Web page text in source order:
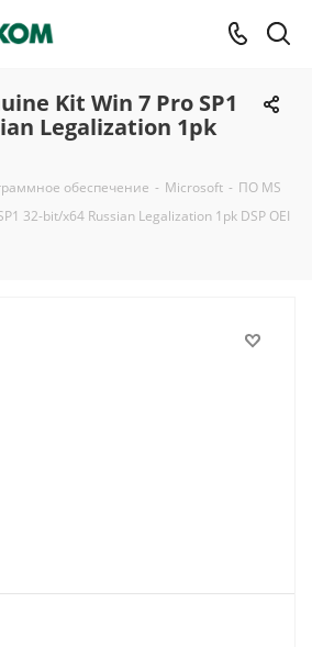
Kit Win 7 Pro SP1
Legalization 1pk
обеспечение - Microsoft - ПО MS
32-bit/x64 Russian Legalization 1pk DSP OEI